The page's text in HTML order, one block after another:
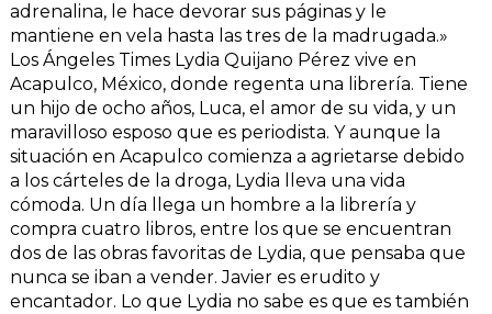
adrenalina, le hace devorar sus páginas y le
mantiene en vela hasta las tres de la madrugada.»
Los Ángeles Times Lydia Quijano Pérez vive en
Acapulco, México, donde regenta una librería. Tiene
un hijo de ocho años, Luca, el amor de su vida, y un
maravilloso esposo que es periodista. Y aunque la
situación en Acapulco comienza a agrietarse debido
a los cárteles de la droga, Lydia lleva una vida
cómoda. Un día llega un hombre a la librería y
compra cuatro libros, entre los que se encuentran
dos de las obras favoritas de Lydia, que pensaba que
nunca se iban a vender. Javier es erudito y
encantador. Lo que Lydia no sabe es que es también